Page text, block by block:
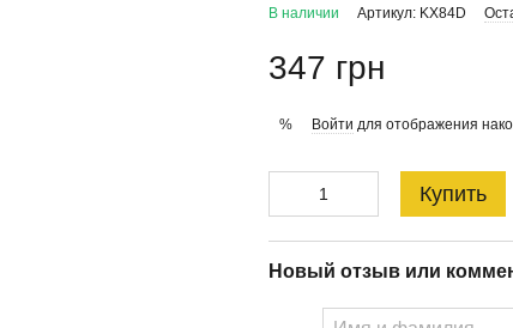
В наличии Артикул: KX84D
347 грн
% Войти для отображения
Купить
Новый отзыв или